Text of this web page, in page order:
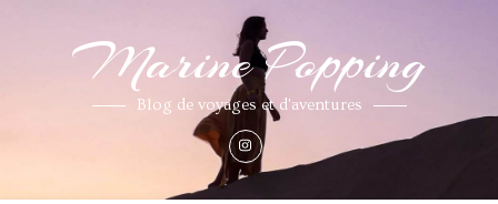
Marine Popping
Blog de voyages et d'aventures